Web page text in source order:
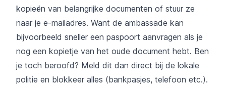
kopieën van belangrijke documenten of stuur ze
naar je e-mailadres. Want de ambassade kan
bijvoorbeeld sneller een paspoort aanvragen als je
nog een kopietje van het oude document hebt. Ben
je toch beroofd? Meld dit dan direct bij de lokale
politie en blokkeer alles (bankpasjes, telefoon etc.).